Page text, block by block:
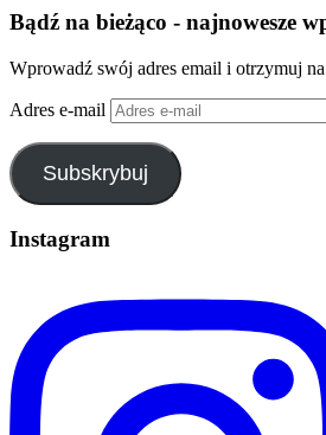
Bądź na bieżąco - najnowesze
Wprowadź swój adres email i otrzymuj
Adres e-mail
Subskrybuj
Instagram